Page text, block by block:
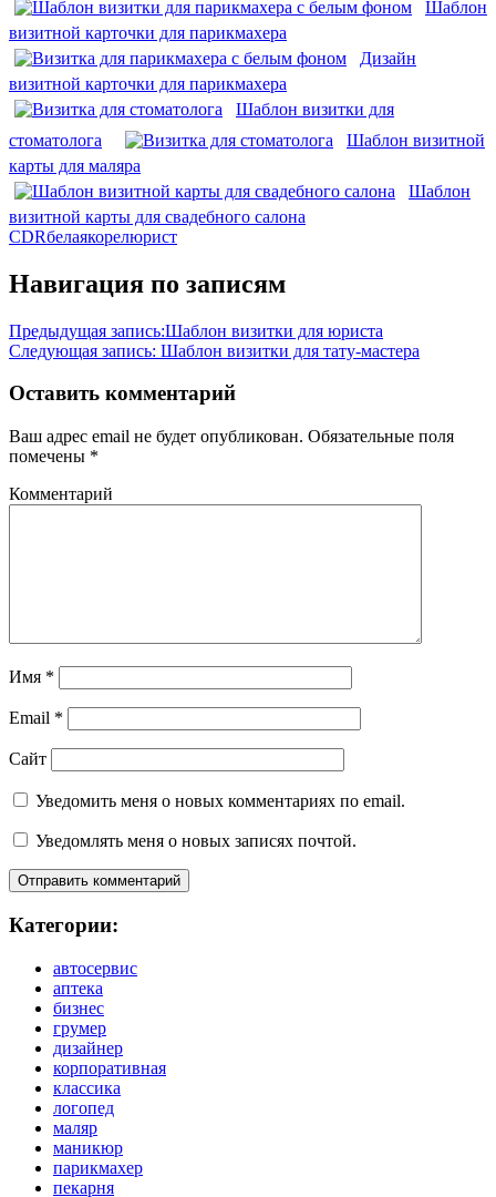
Шаблон
визитной карточки для парикмахера
Дизайн
визитной карточки для парикмахера
Шаблон визитки для
стоматолога
Шаблон визитной
карты для маляра
Шаблон
визитной карты для свадебного салона
CDRбелаякорелюрист
Навигация по записям
Предыдущая запись:Шаблон визитки для юриста
Следующая запись: Шаблон визитки для тату-мастера
Оставить комментарий
Ваш адрес email не будет опубликован. Обязательные поля
помечены *
Комментарий
Имя *
Email *
Сайт
Уведомить меня о новых комментариях по email.
Уведомлять меня о новых записях почтой.
Категории:
автосервис
аптека
бизнес
грумер
дизайнер
корпоративная
классика
логопед
маляр
маникюр
парикмахер
пекарня